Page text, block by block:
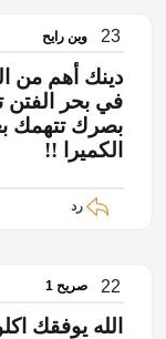
23 وين رايح
دينك أهم من
في بحر الفتن
بصرك تتهمك
الكميرا !!
رد
22 صريح 1
الله يوفقك